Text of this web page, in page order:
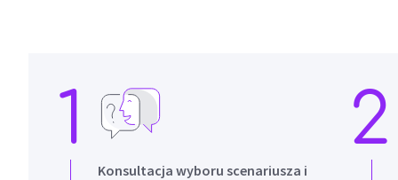
1
Konsultacja wyboru scenariusza i
2